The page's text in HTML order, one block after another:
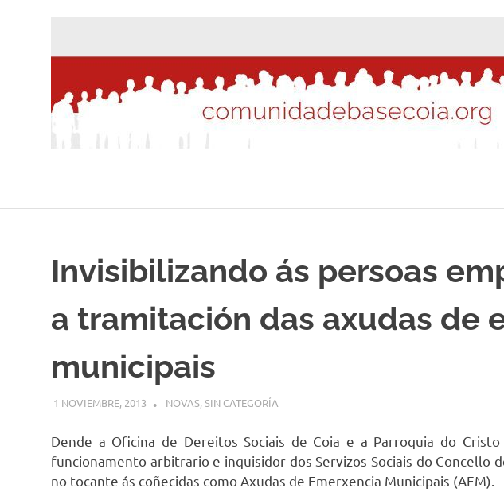
Invisibilizando ás persoas
a tramitación das axudas de
municipais
1 NOVIEMBRE, 2013 DESARROLLO
NOVAS,SIN CATEGORÍA
Dende a Oficina de Dereitos Sociais de Coia e a Parroquia do
funcionamento arbitrario e inquisidor dos Servizos Sociais do Concello
no tocante ás coñecidas como Axudas de Emerxencia Municipais (AEM).